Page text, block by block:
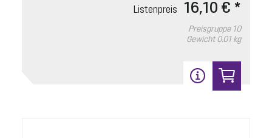
Listenpreis 16,10 € *
Preisgruppe 10
Gewicht 0.01 kg